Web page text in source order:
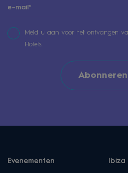
Meld u aan voor het ontvangen
Hotels.
Abonneren
Evenementen